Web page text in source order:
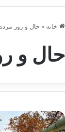
خانه » حال و روز
حال و